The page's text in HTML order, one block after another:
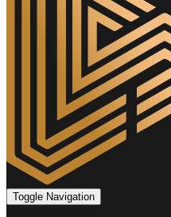
Toggle Navigation